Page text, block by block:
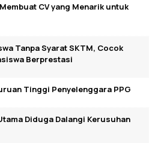
CV yang Menarik untuk
Tanpa Syarat SKTM, Cocok
Berprestasi
Tinggi Penyelenggara PPG
Diduga Dalangi Kerusuhan